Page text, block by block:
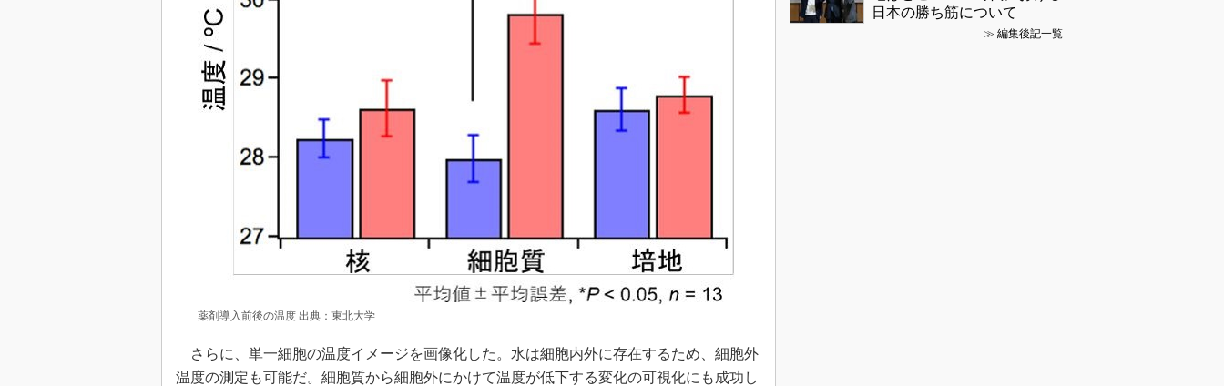
薬剤導入前後の温度 出典：東北大学
さらに、単一細胞の温度イメージを画像化した。水は細胞内外に存在するため、細胞外
温度の測定も可能だ。細胞質から細胞外にかけて温度が低下する変化の可視化にも成功し
日本の勝ち筋について
≫ 編集後記一覧